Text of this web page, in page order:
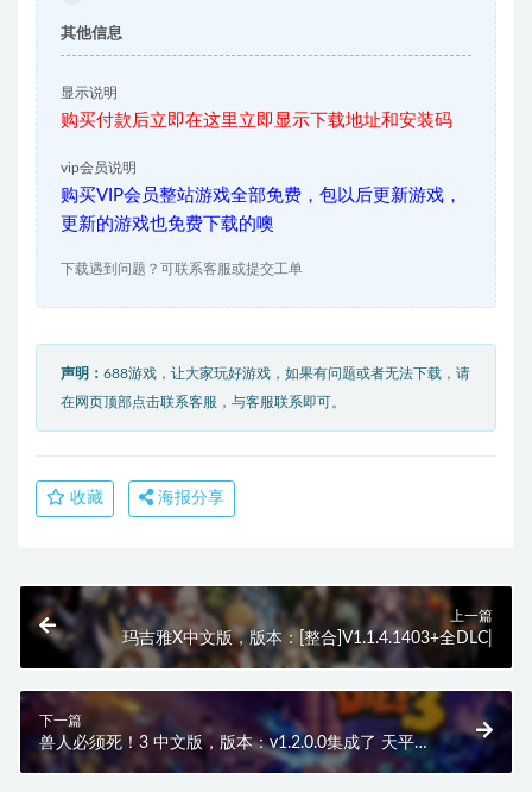
其他信息
显示说明
购买付款后立即在这里立即显示下载地址和安装码
vip会员说明
购买VIP会员整站游戏全部免费，包以后更新游戏，
更新的游戏也免费下载的噢
下载遇到问题？可联系客服或提交工单
声明： 688游戏，让大家玩好游戏，如果有问题或者无法下载，请
在网页顶部点击联系客服，与客服联系即可。
收藏 海报分享
上一篇
玛吉雅X中文版，版本：[整合]V1.1.4.1403+全DLC|
下一篇
兽人必须死！3 中文版，版本：v1.2.0.0集成了 天平倾
斜DLC